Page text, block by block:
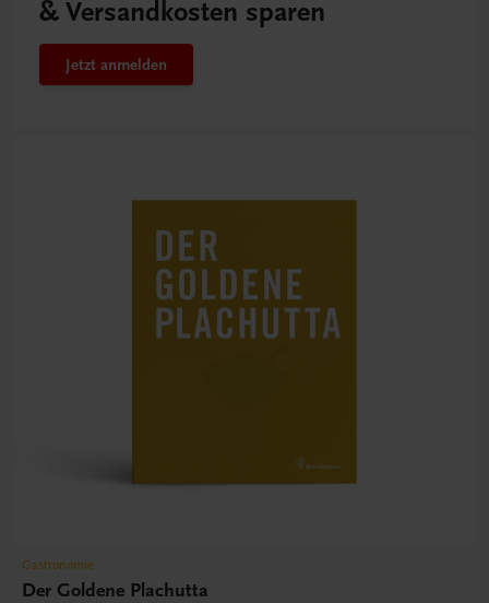
& Versandkosten sparen
Jetzt anmelden
Gastronomie
Der Goldene Plachutta